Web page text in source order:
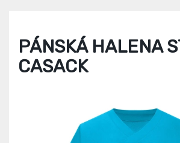
PÁNSKÁ HALENA
CASACK